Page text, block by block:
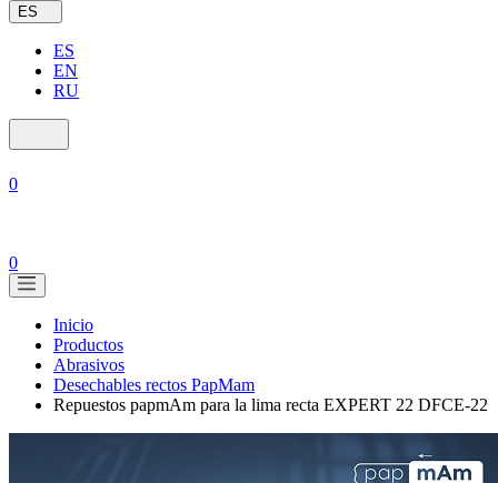
ES
ES
EN
RU
0
0
Inicio
Productos
Abrasivos
Desechables rectos PapMam
Repuestos papmAm para la lima recta EXPERT 22 DFCE-22